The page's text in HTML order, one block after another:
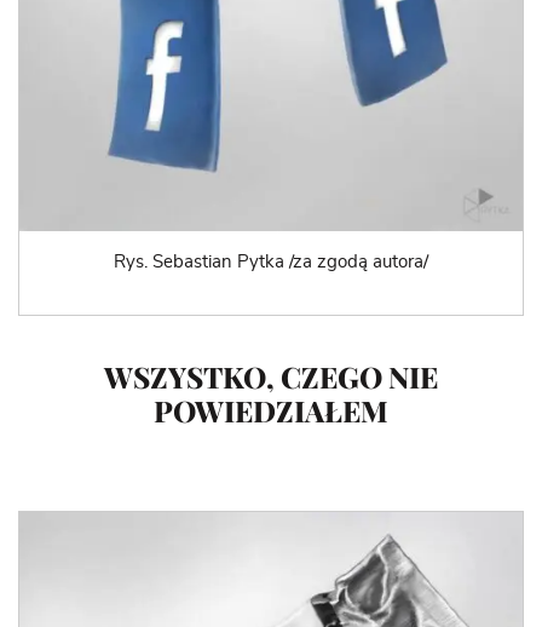
Rys. Sebastian Pytka /za zgodą autora/
WSZYSTKO, CZEGO NIE
POWIEDZIAŁEM